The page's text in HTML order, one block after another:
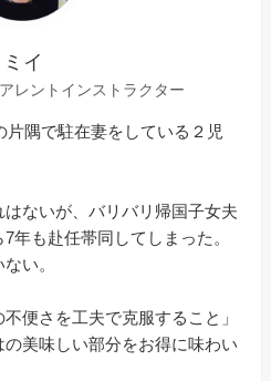
ミイ
レントインストラクター
片隅で駐在妻をしている２児
ないが、バリバリ帰国子女夫
年も赴任帯同してしまった。
い。
便さを工夫で克服すること」
美味しい部分をお得に味わい